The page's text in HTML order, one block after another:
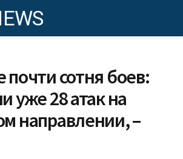
сотня боев:
уже 28 атак на
направлении, –